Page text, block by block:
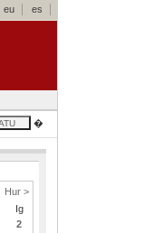
eu
es
�
Hur >
Ig
2